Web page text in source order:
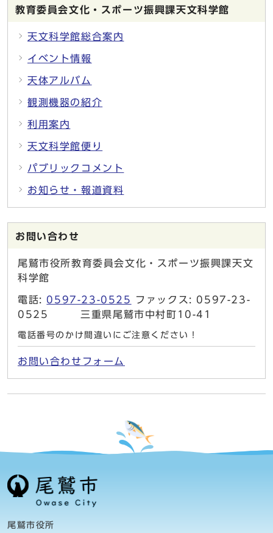
教育委員会文化・スポーツ振興課天文科学館
天文科学館総合案内
イベント情報
天体アルバム
観測機器の紹介
利用案内
天文科学館便り
パブリックコメント
お知らせ・報道資料
お問い合わせ
尾鷲市役所教育委員会文化・スポーツ振興課天文
科学館
電話: 0597-23-0525
ファックス: 0597-23-
0525 三重県尾鷲市中村町10-41
電話番号のかけ間違いにご注意ください！
お問い合わせフォーム
尾鷲市役所